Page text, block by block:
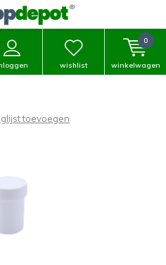
wishlist winkelwagen
0
toevoegen